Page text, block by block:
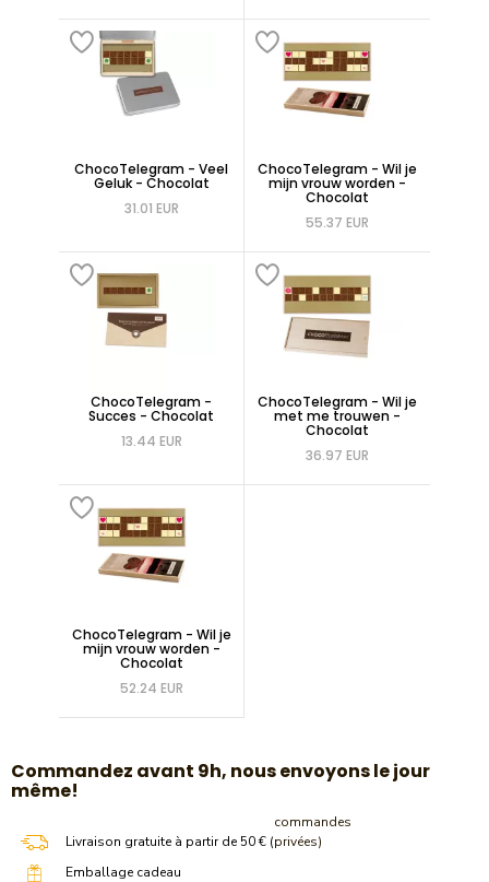
ChocoTelegram - Veel
Geluk - Chocolat
31.01 EUR
ChocoTelegram - Wil je
mijn vrouw worden -
Chocolat
55.37 EUR
ChocoTelegram -
Succes - Chocolat
13.44 EUR
ChocoTelegram - Wil je
met me trouwen -
Chocolat
36.97 EUR
ChocoTelegram - Wil je
mijn vrouw worden -
Chocolat
52.24 EUR
​Commandez avant 9h, nous envoyons le jour
même!
Livraison gratuite à partir de 50 € (
commandes
privées)
Emballage cadeau